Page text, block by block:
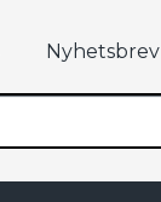
Nyhetsbrev